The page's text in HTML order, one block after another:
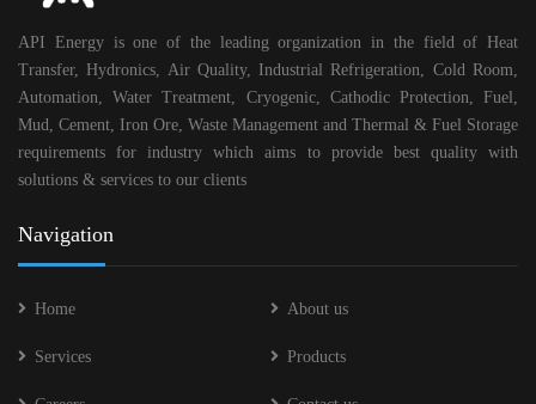
API Energy is one of the leading organization in the field of Heat
Transfer, Hydronics, Air Quality, Industrial Refrigeration, Cold Room,
Automation, Water Treatment, Cryogenic, Cathodic Protection, Fuel,
Mud, Cement, Iron Ore, Waste Management and Thermal & Fuel Storage
requirements for industry which aims to provide best quality with
solutions & services to our clients
Navigation
Home About us
Services Products